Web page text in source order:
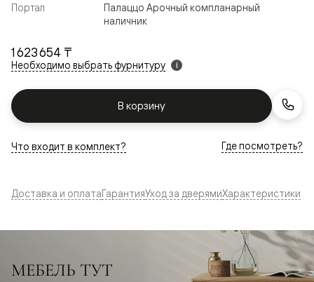
1 623 654 ₸
Необходимо выбрать фурнитуру i
В корзину
Портал
Палаццо Арочный компланарный
наличник
Что входит в комплект? Где посмотреть?
Доставка и оплатаГарантияУход за дверямиХарактеристики
МЕБЕЛЬ ТУТ